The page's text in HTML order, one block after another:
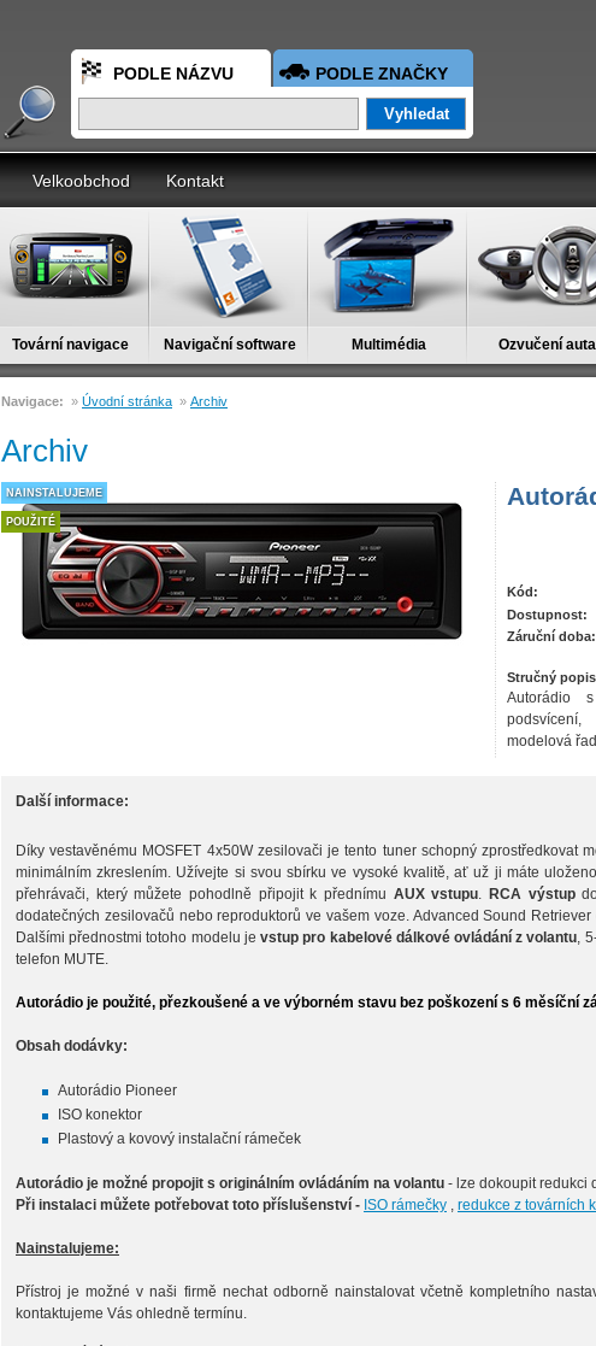
PODLE NÁZVU PODLE ZNAČKY
Velkoobchod Kontakt
Tovární navigace Navigační software Multimédia Ozvučení auta
Navigace: » Úvodní stránka » Archiv
Archiv
NAINSTALUJEME
POUŽITÉ
Kód:
Dostupnost:
Záruční doba:
Stručný
Autorádio
modelová
Další informace:
Díky vestavěnému MOSFET 4x50W zesilovači je tento tuner schopný zprostředkovat
minimálním zkreslením. Užívejte si svou sbírku ve vysoké kvalitě, ať už ji máte
přehrávači, který můžete pohodlně připojit k přednímu AUX vstupu. RCA výstup
dodatečných zesilovačů nebo reproduktorů ve vašem voze. Advanced Sound
Dalšími přednostmi totoho modelu jevstup pro kabelové dálkové ovládání z volantu,
telefon MUTE.
Autorádio je použité, přezkoušené a ve výborném stavu bez poškození s 6 měsíční
Obsah dodávky:
Autorádio Pioneer
ISO konektor
Plastový a kovový instalační rámeček
Autorádio je možné propojit s originálním ovládáním na volantu - lze dokoupit redukci
Při instalaci můžete potřebovat toto příslušenství - ISO rámečky , redukce z továrních
Nainstalujeme:
Přístroj je možné v naši firmě nechat odborně nainstalovat včetně kompletního
kontaktujeme Vás ohledně termínu.